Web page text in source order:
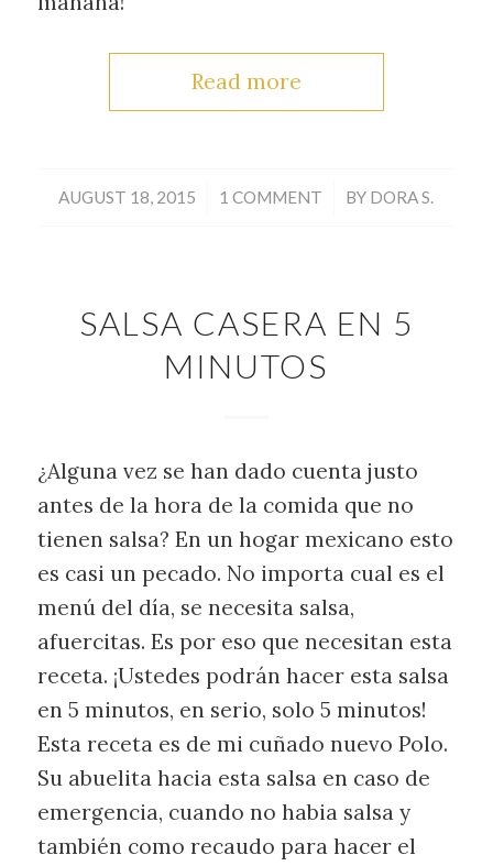
Read more
AUGUST 18, 2015
/ 1 COMMENT
/ BY DORA S.
SALSA CASERA EN 5
MINUTOS
¿Alguna vez se han dado cuenta justo
antes de la hora de la comida que no
tienen salsa? En un hogar mexicano esto
es casi un pecado. No importa cual es el
menú del día, se necesita salsa,
afuercitas. Es por eso que necesitan esta
receta. ¡Ustedes podrán hacer esta salsa
en 5 minutos, en serio, solo 5 minutos!
Esta receta es de mi cuñado nuevo Polo.
Su abuelita hacia esta salsa en caso de
emergencia, cuando no habia salsa y
también como recaudo para hacer el